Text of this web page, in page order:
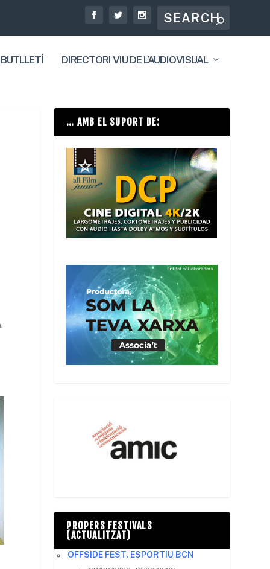
DIRECTORI VIU DE L’AUDIOVISUAL
… AMB EL SUPORT DE:
PROPERS FESTIVALS
(ACTUALITZAT)
OFFSIDE FEST. ESPORTIU BCN